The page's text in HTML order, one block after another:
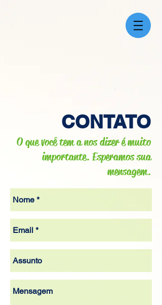
CONTATO
O que você tem a nos dizer é muito
importante. Esperamos sua
mensagem.